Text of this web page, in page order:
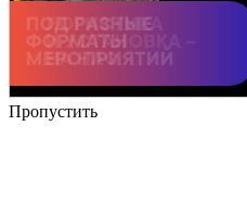
Пропустить